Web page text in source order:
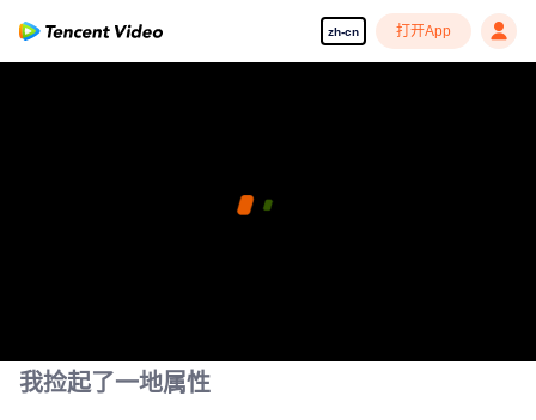
zh-cn 打开App
我捡起了一地属性